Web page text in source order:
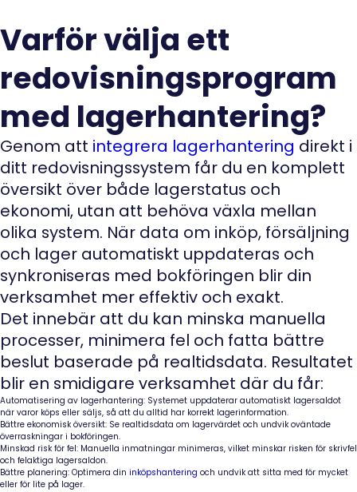
Varför välja ett
redovisningsprogram
med lagerhantering?
Genom att integrera lagerhantering direkt i
ditt redovisningssystem får du en komplett
översikt över både lagerstatus och
ekonomi, utan att behöva växla mellan
olika system. När data om inköp, försäljning
och lager automatiskt uppdateras och
synkroniseras med bokföringen blir din
verksamhet mer effektiv och exakt.
Det innebär att du kan minska manuella
processer, minimera fel och fatta bättre
beslut baserade på realtidsdata. Resultatet
blir en smidigare verksamhet där du får:
Automatisering av lagerhantering: Systemet uppdaterar automatiskt lagersaldot
när varor köps eller säljs, så att du alltid har korrekt lagerinformation.
Bättre ekonomisk översikt: Se realtidsdata om lagervärdet och undvik oväntade
överraskningar i bokföringen.
Minskad risk för fel: Manuella inmatningar minimeras, vilket minskar risken för skrivfel
och felaktiga lagersaldon.
Bättre planering: Optimera din inköpshantering och undvik att sitta med för mycket
eller för lite på lager.